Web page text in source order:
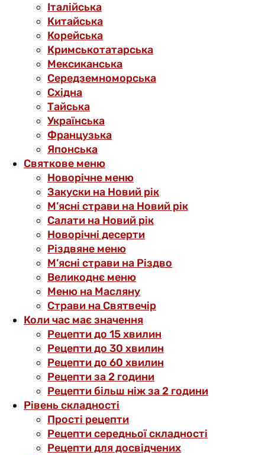
Італійська
Китайська
Корейська
Кримськотатарська
Мексиканська
Середземноморська
Східна
Тайська
Українська
Французька
Японська
Святкове меню
Новорічне меню
Закуски на Новий рік
М’ясні страви на Новий рік
Салати на Новий рік
Новорічні десерти
Різдвяне меню
М’ясні страви на Різдво
Великоднє меню
Меню на Масляну
Страви на Святвечір
Коли час має значення
Рецепти до 15 хвилин
Рецепти до 30 хвилин
Рецепти до 60 хвилин
Рецепти за 2 години
Рецепти більш ніж за 2 години
Рівень складності
Прості рецепти
Рецепти середньої складності
Рецепти для досвідчених